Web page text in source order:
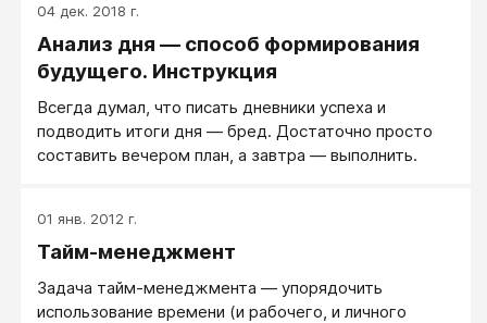
надо делать в каждый конкретный момент времени
04 дек. 2018 г.
Анализ дня — способ формирования
будущего. Инструкция
Всегда думал, что писать дневники успеха и
подводить итоги дня — бред. Достаточно просто
составить вечером план, а завтра — выполнить.
01 янв. 2012 г.
Тайм-менеджмент
Задача тайм-менеджмента — упорядочить
использование времени (и рабочего, и личного